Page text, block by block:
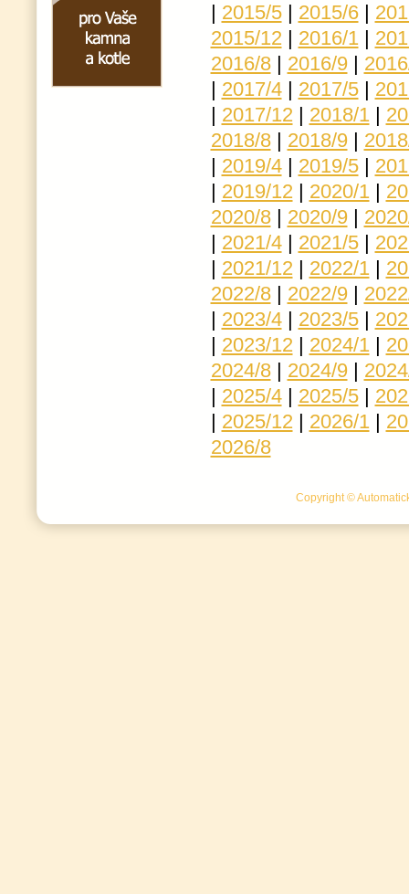
| 2015/5| 2015/6|
2015/12| 2016/1|
2016/8| 2016/9|
| 2017/4| 2017/5|
| 2017/12| 2018/1|
2018/8| 2018/9|
| 2019/4| 2019/5|
| 2019/12| 2020/1|
2020/8| 2020/9|
| 2021/4| 2021/5|
| 2021/12| 2022/1|
2022/8| 2022/9|
| 2023/4| 2023/5|
| 2023/12| 2024/1|
2024/8| 2024/9|
| 2025/4| 2025/5|
| 2025/12| 2026/1|
2026/8
Copyright ©